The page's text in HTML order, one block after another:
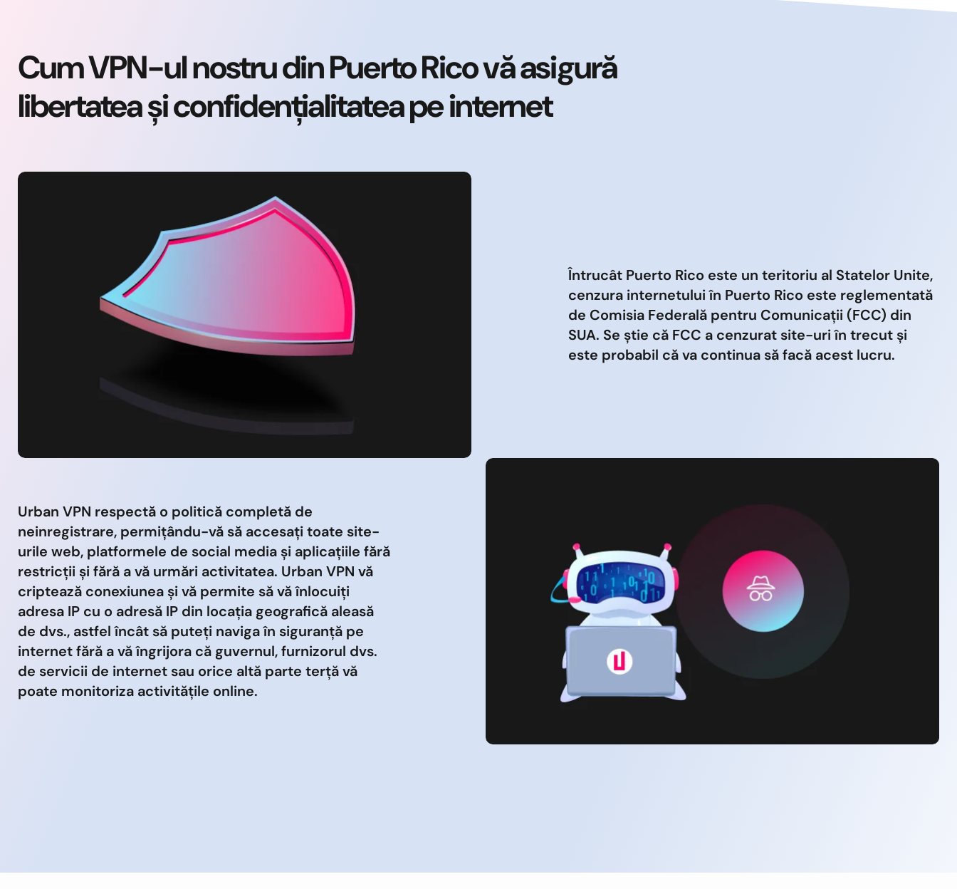
Cum VPN-ul nostru din Puerto Rico vă asigură
libertatea și confidențialitatea pe internet
Întrucât Puerto Rico este un teritoriu al Statelor Unite,
cenzura internetului în Puerto Rico este reglementată
de Comisia Federală pentru Comunicații (FCC) din
SUA. Se știe că FCC a cenzurat site-uri în trecut și
este probabil că va continua să facă acest lucru.
Urban VPN respectă o politică completă de
neinregistrare, permițându-vă să accesați toate site-
urile web, platformele de social media și aplicațiile fără
restricții și fără a vă urmări activitatea. Urban VPN vă
criptează conexiunea și vă permite să vă înlocuiți
adresa IP cu o adresă IP din locația geografică aleasă
de dvs., astfel încât să puteți naviga în siguranță pe
internet fără a vă îngrijora că guvernul, furnizorul dvs.
de servicii de internet sau orice altă parte terță vă
poate monitoriza activitățile online.